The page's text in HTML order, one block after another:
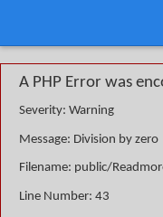
A PHP Error was
Severity: Warning
Message: Division by zero
Filename: public/
Line Number: 43